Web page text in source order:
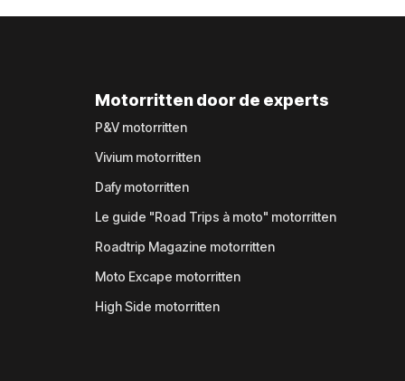
Motorritten door de experts
P&V motorritten
Vivium motorritten
Dafy motorritten
Le guide "Road Trips à moto" motorritten
Roadtrip Magazine motorritten
Moto Excape motorritten
High Side motorritten